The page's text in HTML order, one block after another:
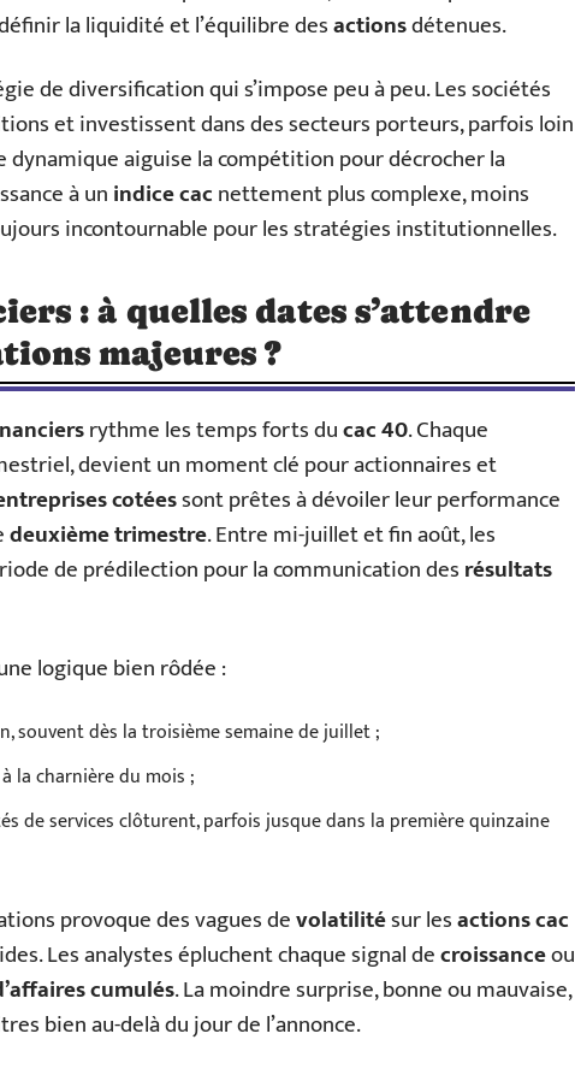
la liquidité et l’équilibre desactionsdétenues.
de diversification qui s’impose peu à peu. Les sociétés
et investissent dans des secteurs porteurs, parfois loin
aiguise la compétition pour décrocher la
à unindice cacnettement plus complexe, moins
incontournable pour les stratégies institutionnelles.
: à quelles dates s’attendre
majeures ?
rythme les temps forts ducac 40. Chaque
devient un moment clé pour actionnaires et
cotéessont prêtes à dévoiler leur performance
deuxième trimestre. Entre mi-juillet et fin août, les
de prédilection pour la communication desrésultats
logique bien rôdée :
souvent dès la troisième semaine de juillet ;
la charnière du mois ;
de services clôturent, parfois jusque dans la première quinzaine
provoque des vagues devolatilitésur lesactions cac
Les analystes épluchent chaque signal decroissanceou
cumulés. La moindre surprise, bonne ou mauvaise,
bien au-delà du jour de l’annonce.